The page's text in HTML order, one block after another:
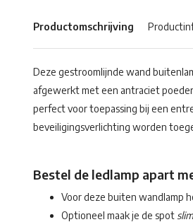
Productomschrijving
Deze gestroomlijnde wand
afgewerkt met een antraciet
perfect voor toepassing bij een
beveiligingsverlichting worden
Bestel de ledlamp apart
Voor deze buiten wandlamp
Optioneel maak je de spot slim